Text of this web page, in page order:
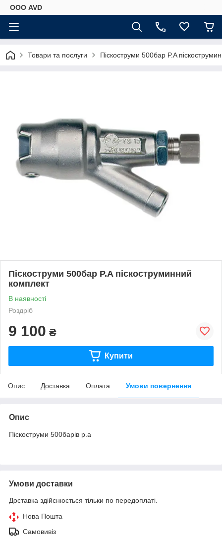
ООО AVD
Товари та послуги Піскоструми 500бар P.A
Піскоструми 500бар P.A піскоструминний
комплект
В наявності
Роздріб
9 100 ₴
Купити
Опис Доставка Оплата Умови повернення
Опис
Піскоструми 500барів p.a
Умови доставки
Доставка здійснюється тільки по передоплаті.
Нова Пошта
Самовивіз